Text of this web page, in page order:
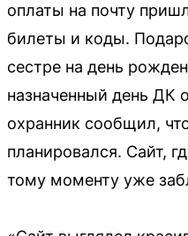
оплаты на почту
билеты и коды.
сестре на день
назначенный день ДК
охранник сообщил,
планировался. Сайт,
тому моменту уже